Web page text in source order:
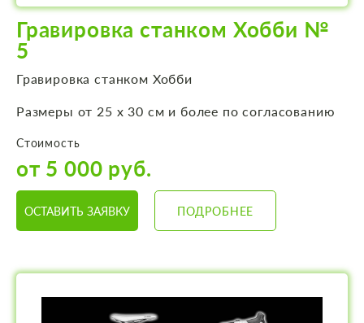
Гравировка станком Хобби №
5
Гравировка станком Хобби
Размеры от 25 х 30 см и более по согласованию
Стоимость
от 5 000 руб.
ОСТАВИТЬ ЗАЯВКУ ПОДРОБНЕЕ